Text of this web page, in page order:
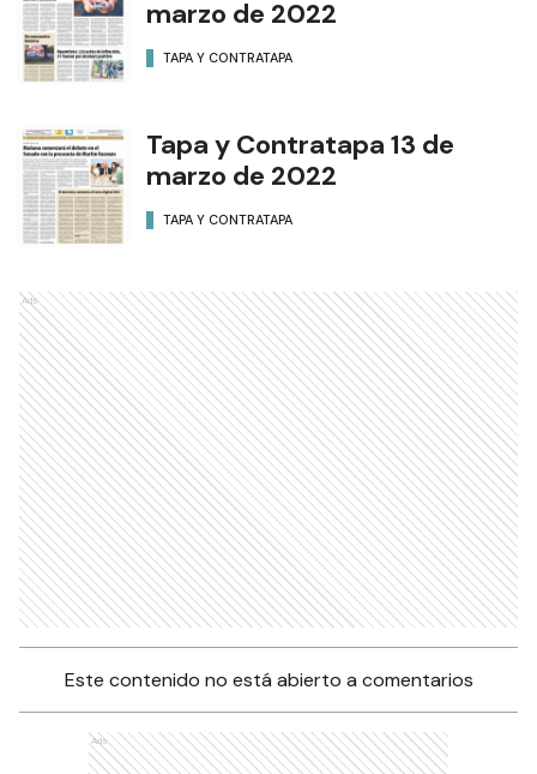
marzo de 2022
TAPA Y CONTRATAPA
Tapa y Contratapa 13 de
marzo de 2022
TAPA Y CONTRATAPA
Ads
Este contenido no está abierto a comentarios
Ads